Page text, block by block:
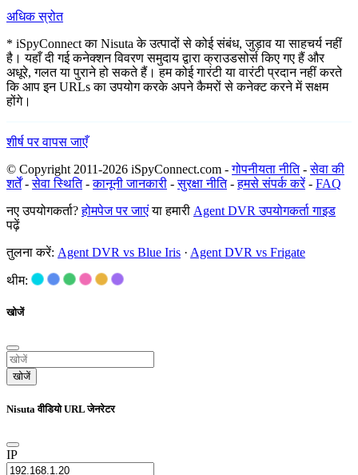
अधिक स्रोत
* iSpyConnect का Nisuta के उत्पादों से कोई संबंध, जुड़ाव या साहचर्य नहीं
है। यहाँ दी गई कनेक्शन विवरण समुदाय द्वारा क्राउडसोर्स किए गए हैं और
अधूरे, गलत या पुराने हो सकते हैं। हम कोई गारंटी या वारंटी प्रदान नहीं करते
कि आप इन URLs का उपयोग करके अपने कैमरों से कनेक्ट करने में सक्षम
होंगे।
शीर्ष पर वापस जाएँ
© Copyright 2011-2026 iSpyConnect.com -गोपनीयता नीति-सेवा की
शर्तें-सेवा स्थिति-कानूनी जानकारी -सुरक्षा नीति-हमसे संपर्क करें- FAQ
नए उपयोगकर्ता?होमपेज पर जाएंया हमारी Agent DVR उपयोगकर्ता गाइड
पढ़ें
तुलना करें: Agent DVR vs Blue Iris · Agent DVR vs Frigate
थीम:
खोजें
खोजें
Nisuta वीडियो URL जेनरेटर
IP